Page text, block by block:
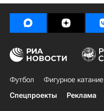
Футбол Фигурное катание
Спецпроекты
Реклама